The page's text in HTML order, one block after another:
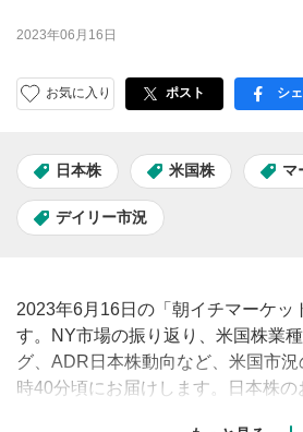
2023年06月16日
お気に入り ポスト シ
日本株 米国株 マ
デイリー市況
2023年6月16日の「朝イチマーケッ
す。NY市場の振り返り、米国株業
グ、ADR日本株動向など、米国市
時40分頃にお届けします。日本株の